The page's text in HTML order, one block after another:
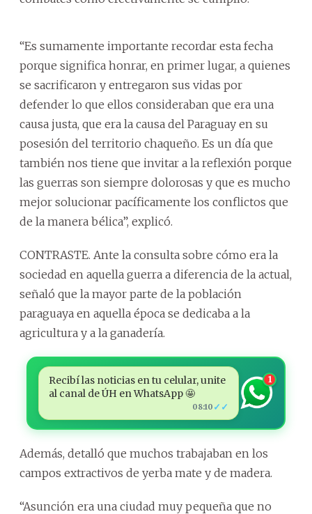
“Es sumamente importante recordar esta fecha
porque significa honrar, en primer lugar, a quienes
se sacrificaron y entregaron sus vidas por
defender lo que ellos consideraban que era una
causa justa, que era la causa del Paraguay en su
posesión del territorio chaqueño. Es un día que
también nos tiene que invitar a la reflexión porque
las guerras son siempre dolorosas y que es mucho
mejor solucionar pacíficamente los conflictos que
de la manera bélica”, explicó.
CONTRASTE. Ante la consulta sobre cómo era la
sociedad en aquella guerra a diferencia de la actual,
señaló que la mayor parte de la población
paraguaya en aquella época se dedicaba a la
agricultura y a la ganadería.
Recibí las noticias en tu celular, unite
al canal de ÚH en WhatsApp 🤩
08:10 ✓✓
1
Además, detalló que muchos trabajaban en los
campos extractivos de yerba mate y de madera.
“Asunción era una ciudad muy pequeña que no